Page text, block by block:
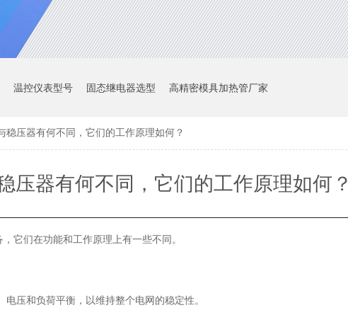
温控仪表型号 固态继电器选型 高精密模具加热管厂家
稳压器有何不同，它们的工作原理如何？
压器有何不同，它们的工作原理如何？
它们在功能和工作原理上有一些不同。
压和负荷平衡，以维持整个电网的稳定性。